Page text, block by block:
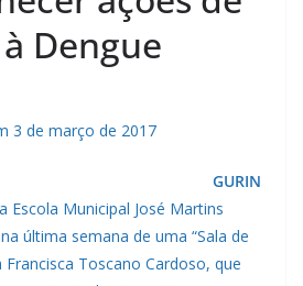
Dengue
3 de março de 2017
GURIN
Escola Municipal José Martins
última semana de uma “Sala de
Francisca Toscano Cardoso, que